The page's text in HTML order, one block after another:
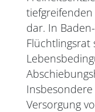
dar. In
Flüchtlingsrat
Versorgung